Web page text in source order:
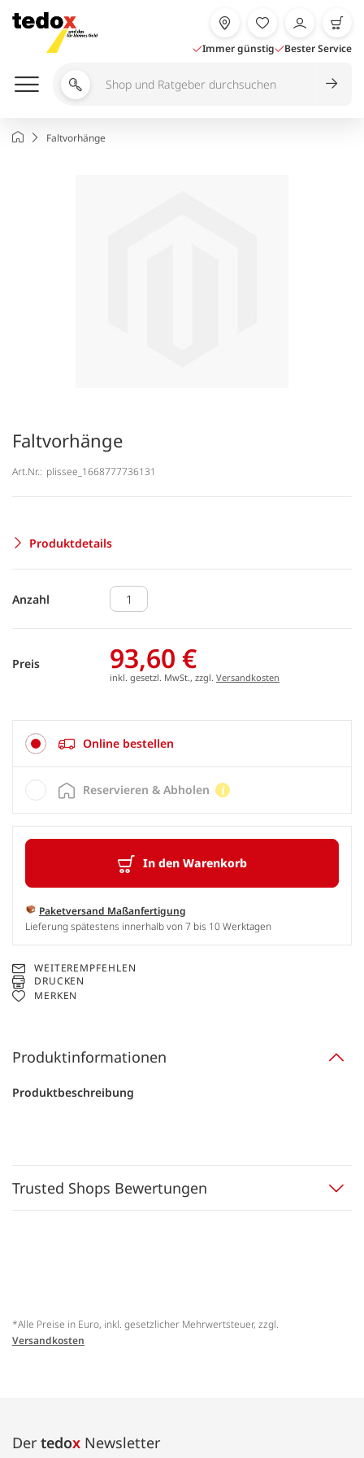
Inhalt
springen
Immer günstig Bester Service
Shop
durchsuchen
StartseiteFaltvorhänge
Faltvorhänge
Art.Nr.: plissee_1668777736131
Produktdetails
Anzahl
Preis 93,60 €
inkl. gesetzl. MwSt., zzgl. Versandkosten
Online bestellen
In den Warenkorb
Paketversand Maßanfertigung
Lieferung spätestens innerhalb von 7 bis 10 Werktagen
Reservieren & Abholen
WEITEREMPFEHLEN
DRUCKEN
MERKEN
Produktinformationen
Produktbeschreibung
Trusted Shops Bewertungen
*Alle Preise in Euro, inkl. gesetzlicher Mehrwertsteuer, zzgl.
Versandkosten
Der tedox Newsletter